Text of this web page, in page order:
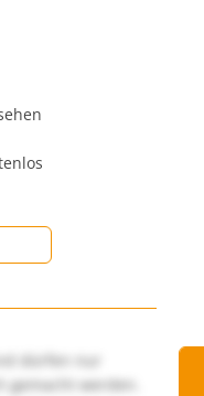
dürfen nur
werden.